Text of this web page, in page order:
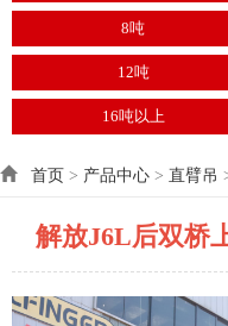
8吨
12吨
16吨以上
首页 > 产品中心 > 直臂吊
解放J6L后双桥